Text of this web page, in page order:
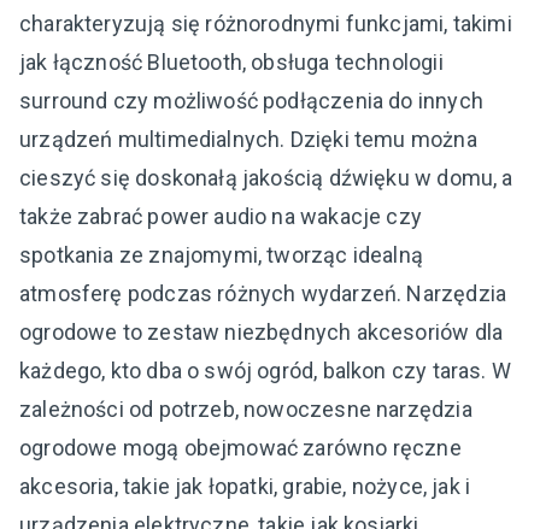
charakteryzują się różnorodnymi funkcjami, takimi
jak łączność Bluetooth, obsługa technologii
surround czy możliwość podłączenia do innych
urządzeń multimedialnych. Dzięki temu można
cieszyć się doskonałą jakością dźwięku w domu, a
także zabrać power audio na wakacje czy
spotkania ze znajomymi, tworząc idealną
atmosferę podczas różnych wydarzeń. Narzędzia
ogrodowe to zestaw niezbędnych akcesoriów dla
każdego, kto dba o swój ogród, balkon czy taras. W
zależności od potrzeb, nowoczesne narzędzia
ogrodowe mogą obejmować zarówno ręczne
akcesoria, takie jak łopatki, grabie, nożyce, jak i